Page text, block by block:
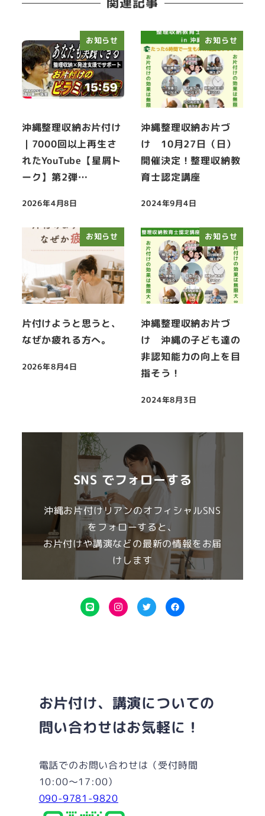
お知らせ
沖縄整理収納お片付け
｜7000回以上再生さ
れたYouTube【星屑ト
ーク】第2弾…
投稿日
2026年4月8日
お知らせ
沖縄整理収納お片づ
け 10月27日（日）
開催決定！整理収納教
育士認定講座
投稿日
2024年9月4日
お知らせ
片付けようと思うと、
なぜか疲れる方へ。
投稿日
2026年8月4日
お知らせ
沖縄整理収納お片づ
け 沖縄の子ども達の
非認知能力の向上を目
指そう！
投稿日
2024年8月3日
SNS でフォローする
沖縄お片付けリアンのオフィシャルSNS
をフォローすると、
お片付けや講演などの最新の情報をお届
けします
L
I
g
r
a
T
e
F
o
k
お片付け、講演についての
問い合わせはお気軽に！
電話でのお問い合わせは（受付時間
10:00～17:00）
090-9781-9820